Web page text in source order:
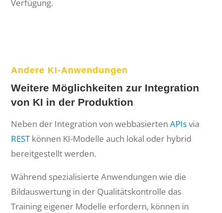
Verfügung.
Andere KI-Anwendungen
Weitere Möglichkeiten zur Integration
von KI in der Produktion
Neben der Integration von webbasiertenAPIsvia
RESTkönnen KI-Modelle auch lokal oder hybrid
bereitgestellt werden.
Während spezialisierte Anwendungen wie die
Bildauswertung in der Qualitätskontrolle das
Training eigener Modelle erfordern, können in